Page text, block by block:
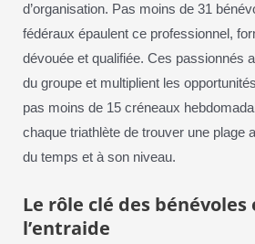
d’organisation. Pas moins de 31
fédéraux épaulent ce professionnel,
dévouée et qualifiée. Ces passionnés
du groupe et multiplient les
pas moins de 15 créneaux
chaque triathlète de trouver une plage
du temps et à son niveau.
Le rôle clé des
l’entraide